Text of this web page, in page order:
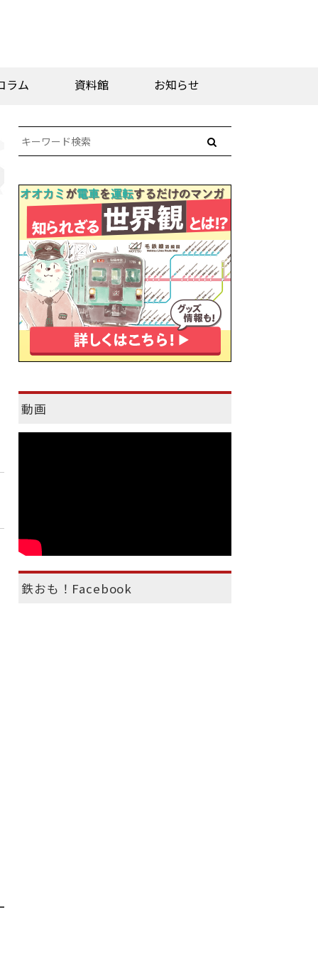
ラム 資料館 お知らせ
動画
鉄おも！Facebook